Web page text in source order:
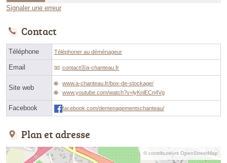
Signaler une erreur
Contact
Téléphone Téléphoner au déménageur
Email contactⓐa-chanteau.fr
Site web
www.a-chanteau.fr/box-de-stockage/
www.youtube.com/watch?v=lyKnlECn4Vg
Facebook facebook.com/demenagementschanteau/
Plan et adresse
© contributeurs OpenStreetMap